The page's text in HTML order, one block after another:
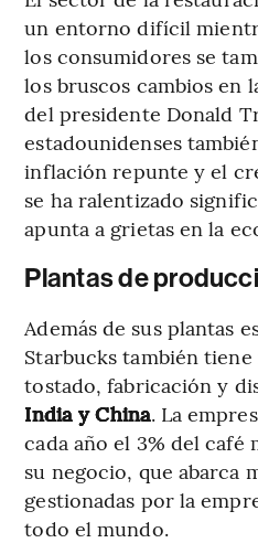
un entorno difícil
los consumidores se
los bruscos cambios en
del presidente Donald
estadounidenses
inflación repunte y el
se ha ralentizado
apunta a grietas en la
Plantas de
Además de sus plantas
Starbucks también
tostado, fabricación y
India y China. La
cada año el 3% del café
su negocio, que abarca
gestionadas por la
todo el mundo.